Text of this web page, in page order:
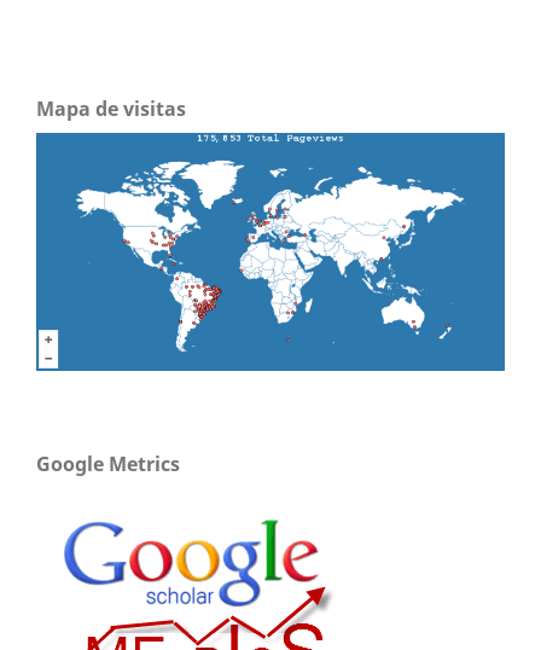
Mapa de visitas
Google Metrics